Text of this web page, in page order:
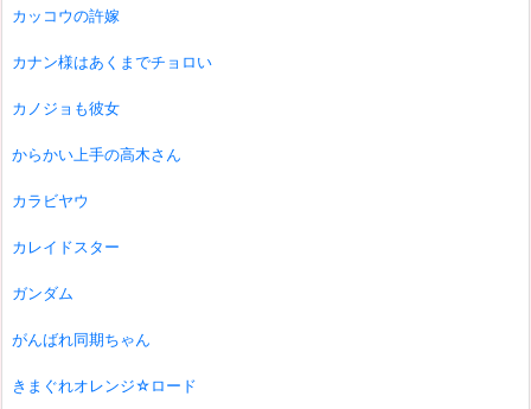
カッコウの許嫁
カナン様はあくまでチョロい
カノジョも彼女
からかい上手の高木さん
カラビヤウ
カレイドスター
ガンダム
がんばれ同期ちゃん
きまぐれオレンジ☆ロード